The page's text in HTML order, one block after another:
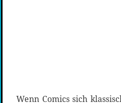
Wenn Comics sich